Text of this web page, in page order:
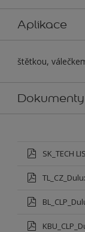
Aplikace
štětkou,
Dokumenty
SK_TECH